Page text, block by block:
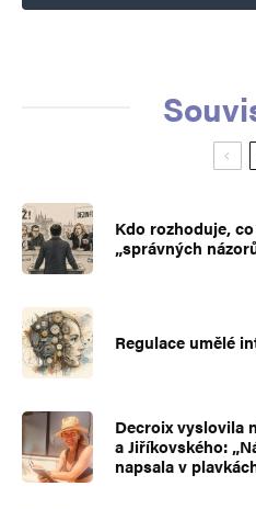
Kdo rozhoduje,
„správných
Regulace umělé
Decroix vyslovila
a Jiříkovského:
napsala v